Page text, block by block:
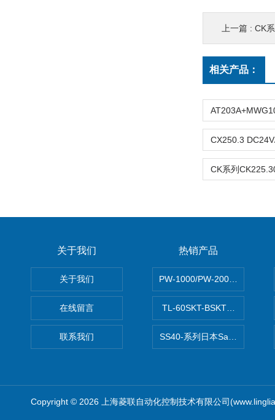
上一篇 : CK系
相关产品：
关于我们
关于我们
在线留言
联系我们
热销产品
PW-1000/PW-
TL-60SKT-BSKTC张力控制器
SS40-系列日本Sawamura泽
Copyright © 2026 上海菱联自动化控制技术有限公司